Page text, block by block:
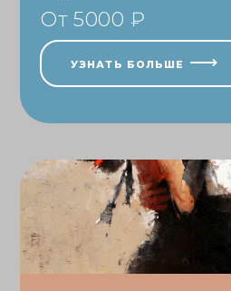
От 5000 ₽
УЗНАТЬ БОЛЬШЕ